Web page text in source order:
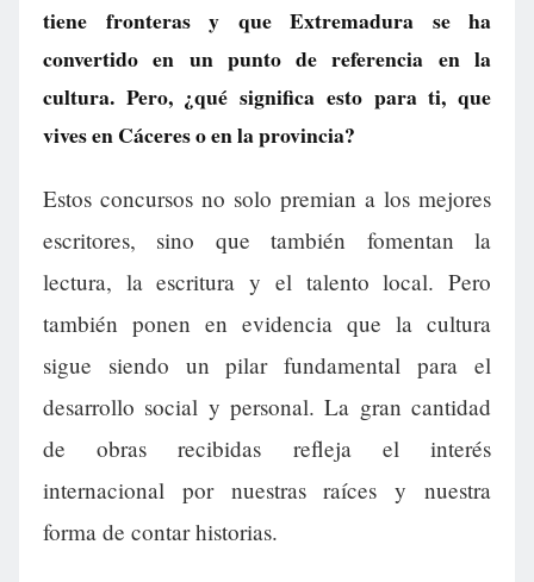
tiene fronteras y que Extremadura se ha
convertido en un punto de referencia en la
cultura. Pero, ¿qué significa esto para ti, que
vives en Cáceres o en la provincia?
Estos concursos no solo premian a los mejores
escritores, sino que también fomentan la
lectura, la escritura y el talento local. Pero
también ponen en evidencia que la cultura
sigue siendo un pilar fundamental para el
desarrollo social y personal. La gran cantidad
de obras recibidas refleja el interés
internacional por nuestras raíces y nuestra
forma de contar historias.